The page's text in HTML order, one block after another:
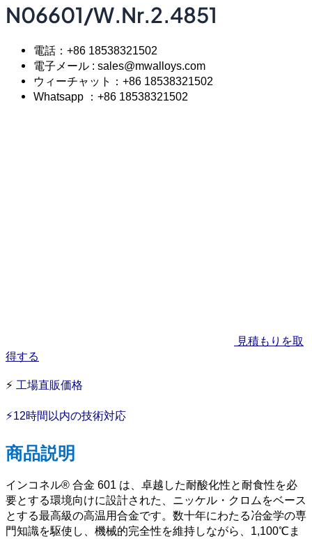
N06601/W.Nr.2.4851
電話：+86 18538321502
電子メール : sales@mwalloys.com
ウィーチャット：+86 18538321502
Whatsapp ：+86 18538321502
見積もりを取
得する
⚡ 工場直販価格
⚡12時間以内の技術対応
商品説明
インコネル® 合金 601 は、卓越した耐酸化性と耐食性を必
要とする環境向けに設計された、ニッケル・クロムをベース
とする最高級の高温用合金です。数十年にわたる冶金学の専
門知識を駆使し、機械的完全性を維持しながら、1,100℃ま